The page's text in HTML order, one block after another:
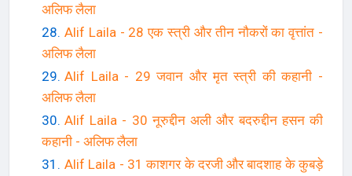
अलिफ लैला
Alif Laila - 28 एक स्त्री और तीन नौकरों का वृत्तांत -
अलिफ लैला
Alif Laila - 29 जवान और मृत स्त्री की कहानी -
अलिफ लैला
Alif Laila - 30 नूरुद्दीन अली और बदरुद्दीन हसन की
कहानी - अलिफ लैला
Alif Laila - 31 काशगर के दरजी और बादशाह के कुबड़े